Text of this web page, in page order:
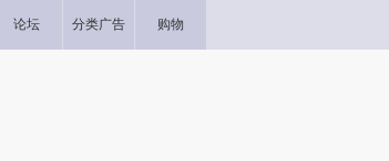
论坛 分类广告 购物